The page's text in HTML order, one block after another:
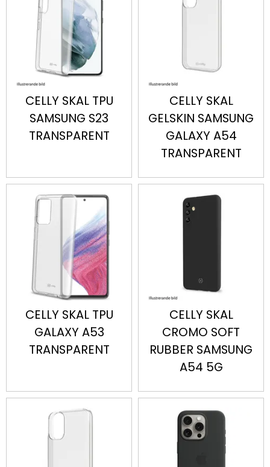
CELLY SKAL TPU
SAMSUNG S23
TRANSPARENT
CELLY SKAL
GELSKIN SAMSUNG
GALAXY A54
TRANSPARENT
CELLY SKAL TPU
GALAXY A53
TRANSPARENT
CELLY SKAL
CROMO SOFT
RUBBER SAMSUNG
A54 5G